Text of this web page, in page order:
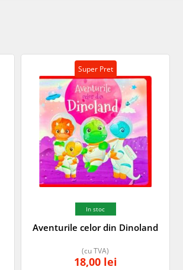
Super Pret
In stoc
Aventurile celor din Dinoland
18,00 lei
(cu TVA)